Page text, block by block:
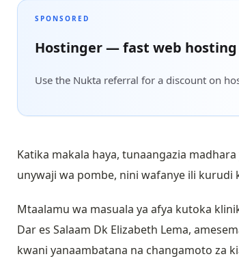
SPONSORED
Hostinger — fast web
Use the Nukta referral for a discount on
Katika makala haya, tunaangazia
unywaji wa pombe, nini wafanye ili kurudi
Mtaalamu wa masuala ya afya kutoka
Dar es Salaam Dk Elizabeth Lema,
kwani yanaambatana na changamoto za